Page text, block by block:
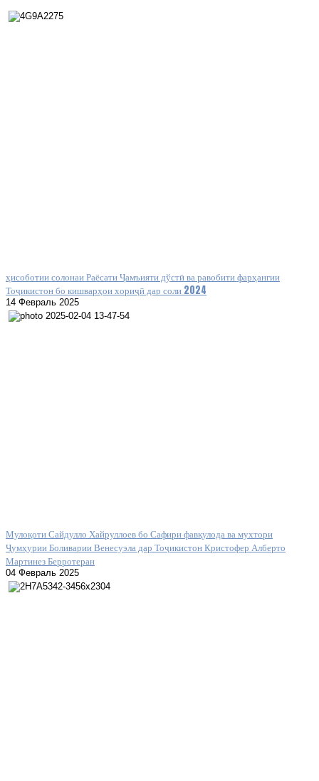
ҳисоботии солонаи Раёсати Ҷамъияти дўстӣ ва равобити фарҳангии
Тоҷикистон бо кишварҳои хориҷӣ дар соли 2024
14 Февраль 2025
Мулоқоти Сайдулло Хайруллоев бо Сафири фавқулода ва мухтори
Ҷумҳурии Боливарии Венесуэла дар Тоҷикистон Кристофер Алберто
Мартинез Берротеран
04 Февраль 2025